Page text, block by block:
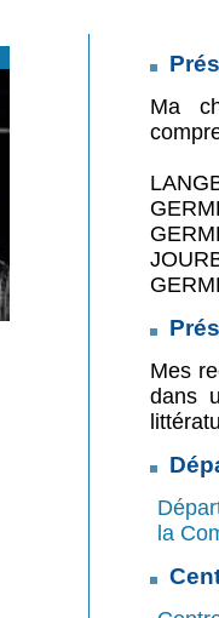
Ma
Mes
dans
la